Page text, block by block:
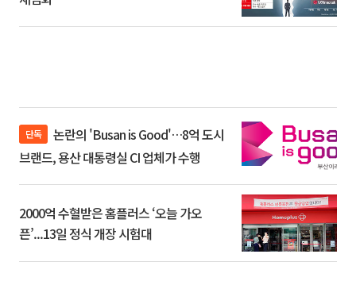
단독
브랜드, 용산 대통령실 CI 업체가 수행
2000억 수혈받은 홈플러스 ‘오늘 가오
픈’...13일 정식 개장 시험대